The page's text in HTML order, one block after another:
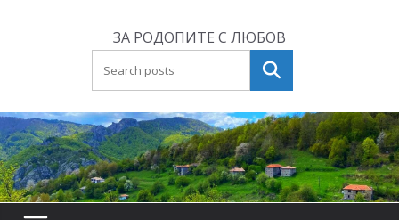
ЗА РОДОПИТЕ С ЛЮБОВ
Търсене